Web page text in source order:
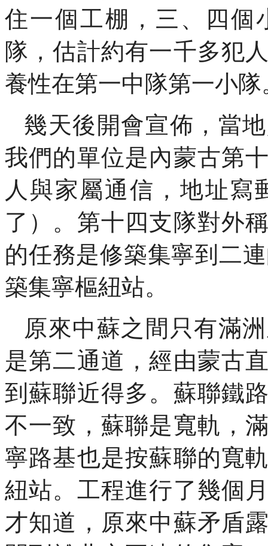
住一個工棚，三、四個
隊，估計約有一千多犯
養性在第一中隊第一小隊
幾天後開會宣佈，當
我們的單位是內蒙古第
人與家屬通信，地址寫
了）。第十四支隊對外
的任務是修築集寧到二
築集寧樞紐站。
原來中蘇之間只有滿
是第二通道，經由蒙古
到蘇聯近得多。蘇聯鐵
不一致，蘇聯是寬軌，
寧路基也是按蘇聯的寬
紐站。工程進行了幾個
才知道，原來中蘇矛盾